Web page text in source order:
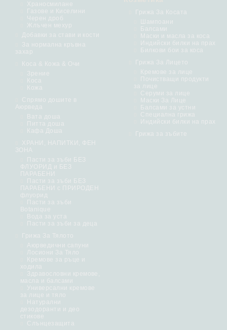
Храносмилане
Газове и Киселини
Черен дроб
Жлъчен мехур
Добавки за стави и кости
За нормална кръвна
захар
Коса & Кожа & Очи
Зрение
Коса
Кожа
Спрямо дошите в
Аюрведа
Вата доша
Питта доша
Кафа Доша
ХРАНИ, НАПИТКИ, ФЕН
ЗОНА
Грижа За Косата
Шампоани
Балсами
Маски и масла за коса
Индийски билки на прах
Билкови бои за коса
Грижа За Лицето
Кремове за лице
Почистващи продукти
за лице
Серуми за лице
Маски За Лице
Балсами за устни
Специална грижа
Индийски билки на прах
Грижа за зъбите
Пасти за зъби БЕЗ
ФЛУОРИД и БЕЗ
ПАРАБЕНИ
Пасти за зъби БЕЗ
ПАРАБЕНИ с ПРИРОДЕН
флуорид
Пасти за зъби
Botanique
Вода за уста
Пасти за зъби за деца
Грижа За Тялото
Аюрведични сапуни
Лосиони За Тяло
Кремове за ръце и
ходила
Здравословни кремове,
масла и балсами
Универсални кремове
за лице и тяло
Натурални
дезодоранти и део
стикове
Слънцезащита